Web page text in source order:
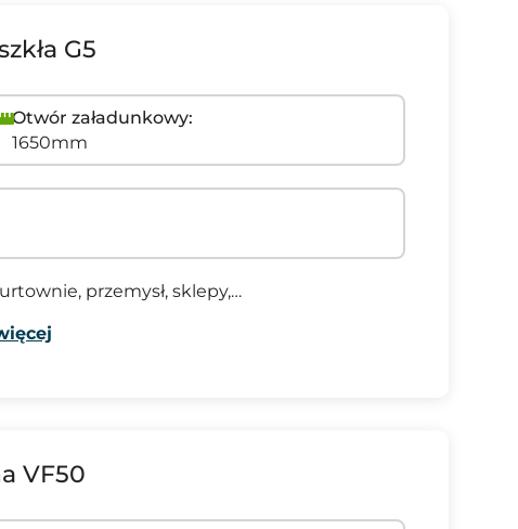
G5
Otwór załadunkowy:
1650mm
przemysł, sklepy,…
VF50